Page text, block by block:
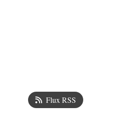
Flux RSS